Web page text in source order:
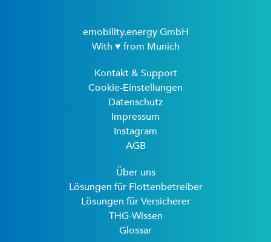
emobility.energy GmbH
With ♥ from Munich
Kontakt & Support
Cookie-Einstellungen
Datenschutz
Impressum
Instagram
AGB
Über uns
Lösungen für Flottenbetreiber
Lösungen für Versicherer
THG-Wissen
Glossar